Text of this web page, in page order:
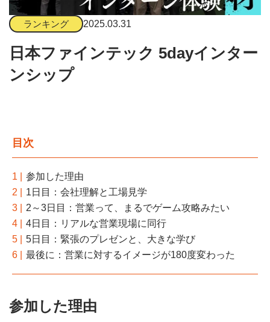
ランキング 2025.03.31
日本ファインテック 5dayインター
ンシップ
目次
1 |
参加した理由
2 |
1日目：会社理解と工場見学
3 |
2～3日目：営業って、まるでゲーム攻略みたい
4 |
4日目：リアルな営業現場に同行
5 |
5日目：緊張のプレゼンと、大きな学び
6 |
最後に：営業に対するイメージが180度変わった
参加した理由